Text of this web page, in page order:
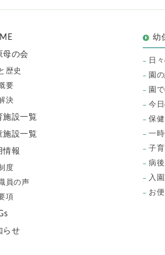
母の会
歴史
要
決
施設一覧
施設一覧
情報
度
員の声
項
らせ
幼
日
園
園
今
保健
一
子
病
入
お便